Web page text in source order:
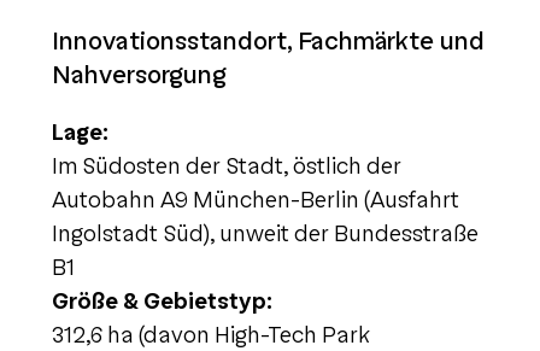
Innovationsstandort, Fachmärkte und
Nahversorgung
Lage:
Im Südosten der Stadt, östlich der
Autobahn A9 München-Berlin (Ausfahrt
Ingolstadt Süd), unweit der Bundesstraße
B1
Größe & Gebietstyp:
312,6 ha (davon High-Tech Park